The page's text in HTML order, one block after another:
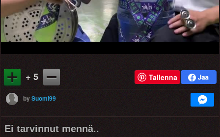
Video
+ 5 Tallenna
bySuomi99
Ei tarvinnut mennä..